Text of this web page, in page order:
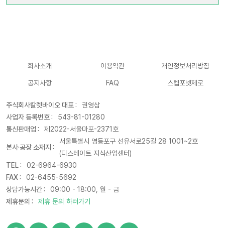
회사소개 이용약관 개인정보처리방침
공지사항 FAQ 스텝포넷제로
주식회사칼렛바이오 대표 :
권영삼
사업자 등록번호 :
543-81-01280
통신판매업 :
제2022-서울마포-2371호
본사·공장 소재지 :
서울특별시 영등포구 선유서로25길 28 1001~2호
(디스테이트 지식산업센터)
TEL :
02-6964-6930
FAX :
02-6455-5692
상담가능시간 :
09:00 - 18:00, 월 - 금
제휴문의 :
제휴 문의 하러가기